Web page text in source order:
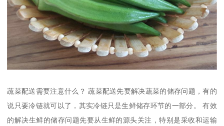
蔬菜配送需要注意什么？ 蔬菜配送先要解决蔬菜的储存问题，有的
说只要冷链就可以了，其实冷链只是生鲜储存环节的一部分。 有效
的解决生鲜的储存问题先要从生鲜的源头关注，特别是采收和运输